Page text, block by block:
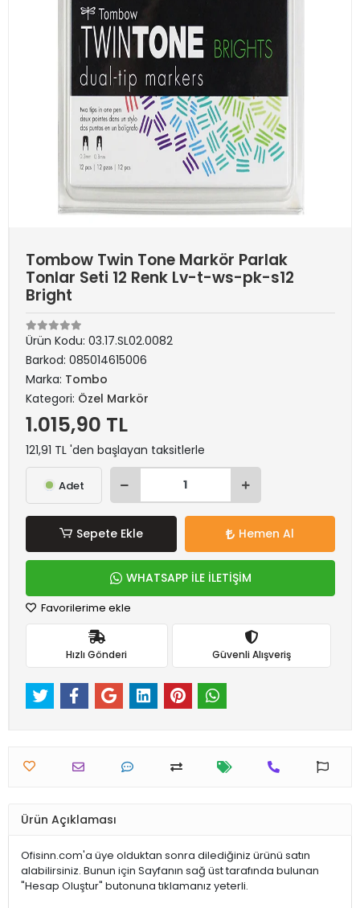
Tombow Twin Tone Markör Parlak
Tonlar Seti 12 Renk Lv-t-ws-pk-s12
Bright
Ürün Kodu: 03.17.SL02.0082
Barkod: 085014615006
Marka: Tombo
Kategori: Özel Markör
1.015,90 TL
121,91 TL 'den başlayan taksitlerle
Adet
Sepete Ekle Hemen Al
WHATSAPP İLE İLETİŞİM
Favorilerime ekle
Hızlı Gönderi Güvenli Alışveriş
Ürün Açıklaması
Ofisinn.com'a üye olduktan sonra dilediğiniz ürünü satın
alabilirsiniz. Bunun için Sayfanın sağ üst tarafında bulunan
"Hesap Oluştur" butonuna tıklamanız yeterli.